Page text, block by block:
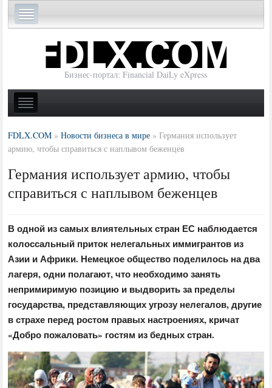
Бизнес-портал: Financial DaiLy eXpress
FDLX.COM »Новости бизнеса в мире »Германия использует
армию, чтобы справиться с наплывом беженцев
Германия использует армию, чтобы
справиться с наплывом беженцев
В одной из самых влиятельных стран ЕС наблюдается
колоссальный приток нелегальных иммигрантов из
Азии и Африки. Немецкое общество поделилось на два
лагеря, одни полагают, что необходимо занять
непримиримую позицию и выдворить за пределы
государства, представляющих угрозу нелегалов, другие
в страхе перед ростом правых настроениях, кричат
«Добро пожаловать» гостям из бедных стран.